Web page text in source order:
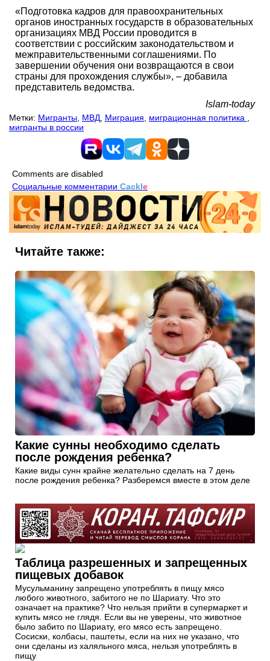
«Подготовка кадров для правоохранительных
органов иностранных государств в образовательных
организациях МВД России проводится в
соответствии с российским законодательством и
межправительственными соглашениями. По
завершении обучения они возвращаются в свои
страны для прохождения службы», – добавила
представитель ведомства.
Islam-today
Метки: Мигранты МВД Миграция миграционная политика
мигранты в россии
Comments are disabled
Социальные комментарии Cackle
Читайте также:
Какие сунны необходимо сделать
после рождения ребенка?
Какие виды сунн крайне желательно сделать на 7 день
после рождения ребенка? Разберемся вместе в этом деле
Таблица разрешенных и запрещенных
пищевых добавок
Мусульманину запрещено употреблять в пищу мясо
любого животного, забитого не по Шариату. Что это
означает на практике? Что нельзя прийти в супермаркет и
купить мясо не глядя. Если вы не уверены, что животное
было забито по Шариату, его мясо есть запрещено.
Сосиски, колбасы, паштеты, если на них не указано, что
они сделаны из халяльного мяса, нельзя употреблять в
пищу